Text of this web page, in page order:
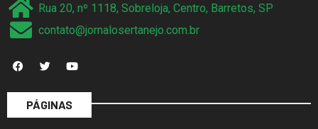
Rua 20, nº 1118, Sobreloja, Centro, Barretos, SP
contato@jornalosertanejo.com.br
PÁGINAS